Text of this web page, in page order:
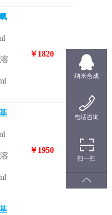
￥1820
￥1950
纳米合成
电话咨询
扫一扫